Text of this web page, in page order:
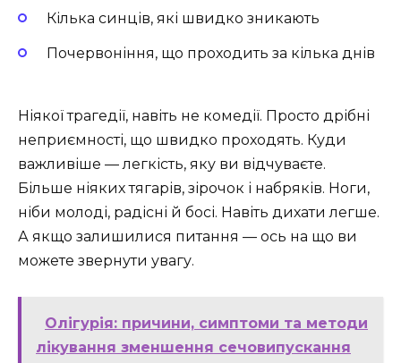
Кілька синців, які швидко зникають
Почервоніння, що проходить за кілька днів
Ніякої трагедії, навіть не комедії. Просто дрібні
неприємності, що швидко проходять. Куди
важливіше — легкість, яку ви відчуваєте.
Більше ніяких тягарів, зірочок і набряків. Ноги,
ніби молоді, радісні й босі. Навіть дихати легше.
А якщо залишилися питання — ось на що ви
можете звернути увагу.
Олігурія: причини, симптоми та методи
лікування зменшення сечовипускання